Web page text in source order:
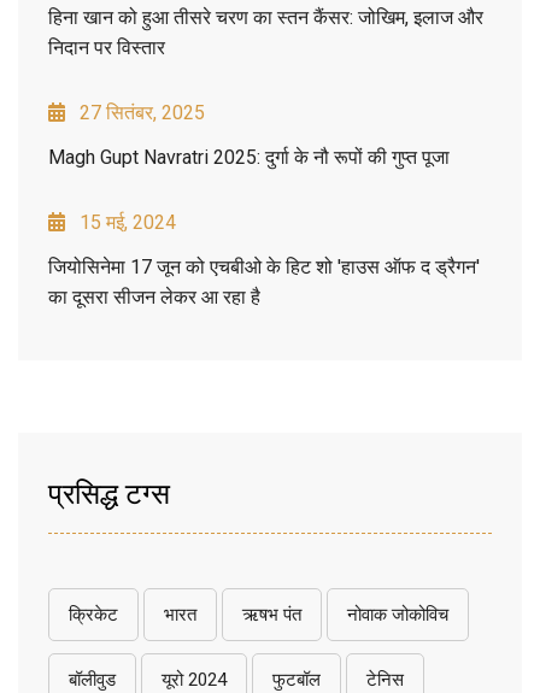
हिना खान को हुआ तीसरे चरण का स्तन कैंसर: जोखिम, इलाज और
निदान पर विस्तार
27 सितंबर, 2025
Magh Gupt Navratri 2025: दुर्गा के नौ रूपों की गुप्त पूजा
15 मई, 2024
जियोसिनेमा 17 जून को एचबीओ के हिट शो 'हाउस ऑफ द ड्रैगन'
का दूसरा सीजन लेकर आ रहा है
प्रसिद्ध टग्स
क्रिकेट भारत ऋषभ पंत नोवाक जोकोविच
बॉलीवुड यूरो 2024 फुटबॉल टेनिस